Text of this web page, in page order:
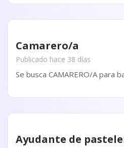
Camarero/a
Publicado hace 38 días
Se busca CAMARERO/A para
Ayudante de